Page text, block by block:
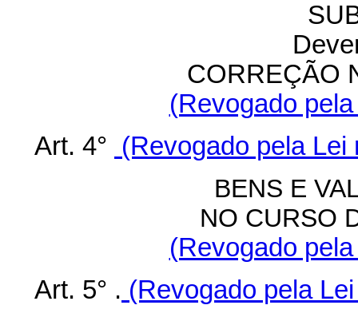
CORREÇÃO
(Revogado
Art. 4° (Revogado pela Lei
BENS E
NO CURSO
(Revogado
Art. 5° . (Revogado pela